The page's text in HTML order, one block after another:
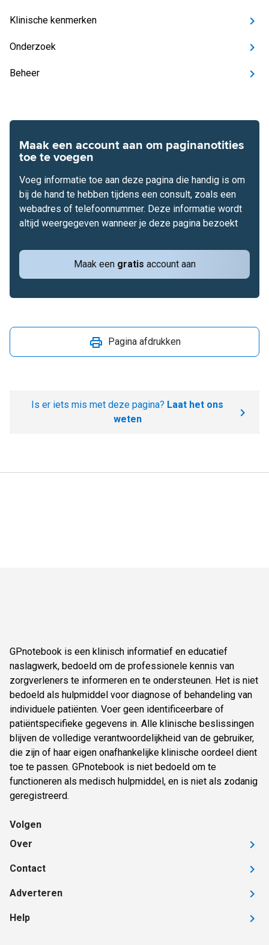
Klinische kenmerken
Onderzoek
Beheer
Maak een account aan om paginanotities
toe te voegen
Maak een gratis account aan
Voeg informatie toe aan deze pagina die handig is om
bij de hand te hebben tijdens een consult, zoals een
webadres of telefoonnummer. Deze informatie wordt
altijd weergegeven wanneer je deze pagina bezoekt
Pagina afdrukken
Is er iets mis met deze pagina? Laat het ons
weten
GPnotebook is een klinisch informatief en educatief
naslagwerk, bedoeld om de professionele kennis van
zorgverleners te informeren en te ondersteunen. Het is niet
bedoeld als hulpmiddel voor diagnose of behandeling van
individuele patiënten. Voer geen identificeerbare of
patiëntspecifieke gegevens in. Alle klinische beslissingen
blijven de volledige verantwoordelijkheid van de gebruiker,
die zijn of haar eigen onafhankelijke klinische oordeel dient
toe te passen. GPnotebook is niet bedoeld om te
functioneren als medisch hulpmiddel, en is niet als zodanig
geregistreerd.
Volgen
Over
Contact
Adverteren
Help